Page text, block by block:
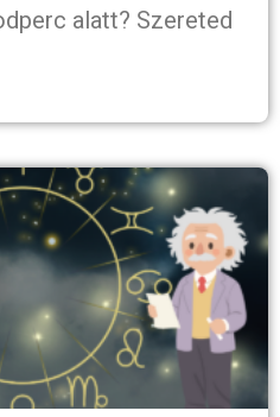
alatt? Szereted